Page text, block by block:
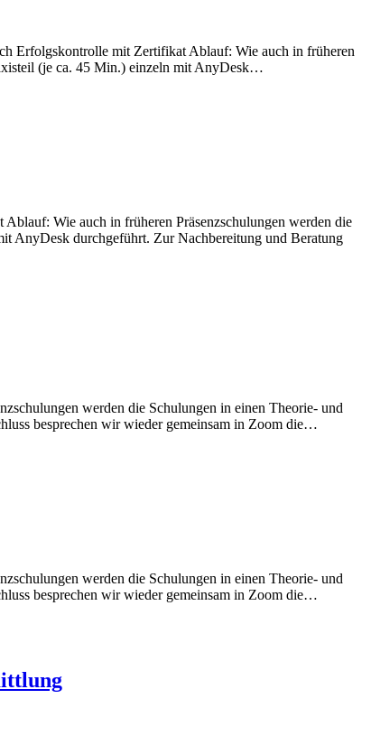
Erfolgskontrolle mit Zertifikat Ablauf: Wie auch in früheren
(je ca. 45 Min.) einzeln mit AnyDesk…
Wie auch in früheren Präsenzschulungen werden die
AnyDesk durchgeführt. Zur Nachbereitung und Beratung
werden die Schulungen in einen Theorie- und
besprechen wir wieder gemeinsam in Zoom die…
werden die Schulungen in einen Theorie- und
besprechen wir wieder gemeinsam in Zoom die…